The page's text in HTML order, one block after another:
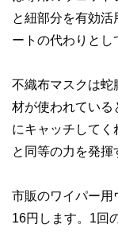
と紐部分を有効
ートの代わりとし
不織布マスクは蛇
材が使われている
にキャッチしてく
と同等の力を発揮
市販のワイパー用
16円します。1回